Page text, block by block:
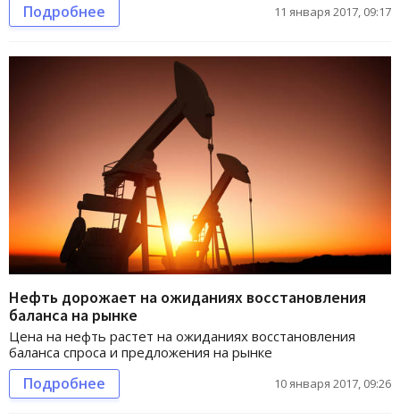
Подробнее 11 января 2017, 09:17
Нефть дорожает на ожиданиях восстановления
баланса на рынке
Цена на нефть растет на ожиданиях восстановления
баланса спроса и предложения на рынке
Подробнее 10 января 2017, 09:26